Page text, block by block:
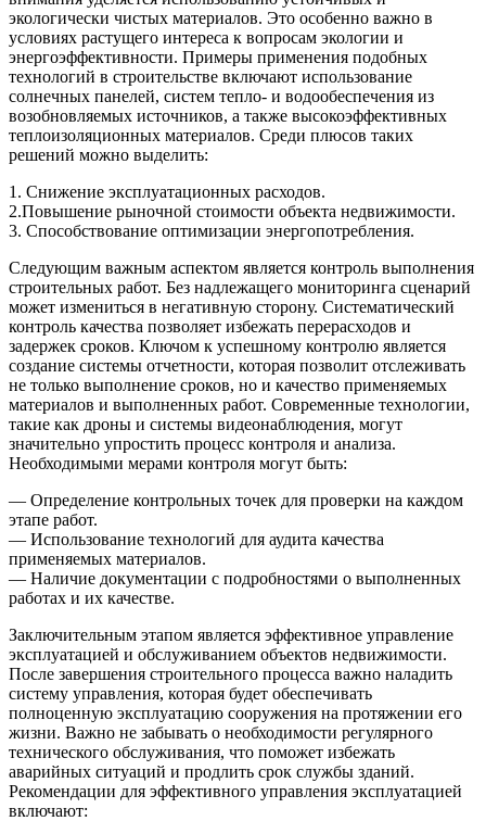
экологически чистых материалов. Это особенно важно в
условиях растущего интереса к вопросам экологии и
энергоэффективности. Примеры применения подобных
технологий в строительстве включают использование
солнечных панелей, систем тепло- и водообеспечения из
возобновляемых источников, а также высокоэффективных
теплоизоляционных материалов. Среди плюсов таких
решений можно выделить:
1. Снижение эксплуатационных расходов.
2.Повышение рыночной стоимости объекта недвижимости.
3. Способствование оптимизации энергопотребления.
Следующим важным аспектом является контроль выполнения
строительных работ. Без надлежащего мониторинга сценарий
может измениться в негативную сторону. Систематический
контроль качества позволяет избежать перерасходов и
задержек сроков. Ключом к успешному контролю является
создание системы отчетности, которая позволит отслеживать
не только выполнение сроков, но и качество применяемых
материалов и выполненных работ. Современные технологии,
такие как дроны и системы видеонаблюдения, могут
значительно упростить процесс контроля и анализа.
Необходимыми мерами контроля могут быть:
— Определение контрольных точек для проверки на каждом
этапе работ.
— Использование технологий для аудита качества
применяемых материалов.
— Наличие документации с подробностями о выполненных
работах и их качестве.
Заключительным этапом является эффективное управление
эксплуатацией и обслуживанием объектов недвижимости.
После завершения строительного процесса важно наладить
систему управления, которая будет обеспечивать
полноценную эксплуатацию сооружения на протяжении его
жизни. Важно не забывать о необходимости регулярного
технического обслуживания, что поможет избежать
аварийных ситуаций и продлить срок службы зданий.
Рекомендации для эффективного управления эксплуатацией
включают: